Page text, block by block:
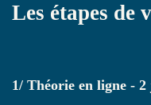
Les étapes de
1/ Théorie en ligne -